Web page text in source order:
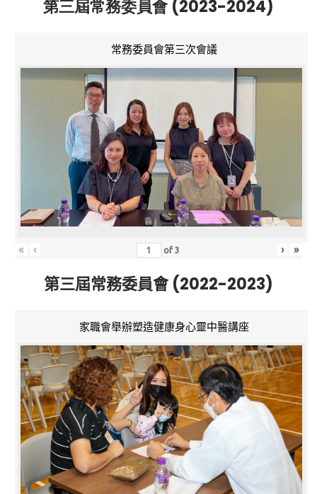
第三屆常務委員會 (2023-2024)
常務委員會第三次會議
« ‹ of3 › »
第三屆常務委員會 (2022-2023)
家職會舉辦塑造健康身心靈中醫講座